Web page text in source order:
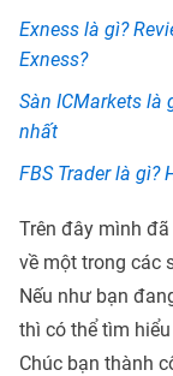
Exness là gì?
Exness?
Sàn ICMarkets là
nhất
FBS Trader là
Trên đây mình
về một trong các
Nếu như bạn
thì có thể tìm
Chúc bạn thành